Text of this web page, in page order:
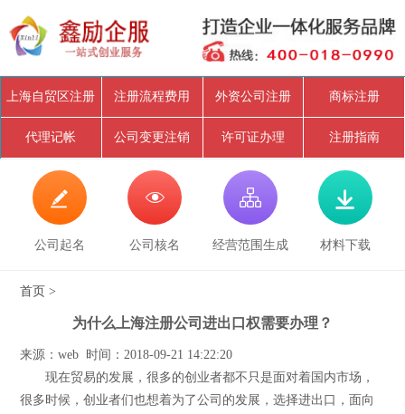
上海自贸区注册 注册流程费用 外资公司注册 商标注册
代理记帐 公司变更注销 许可证办理 注册指南

公司起名

公司核名

经营范围生成

材料下载
首页 >
为什么上海注册公司进出口权需要办理？
来源：web 时间：2018-09-21 14:22:20
现在贸易的发展，很多的创业者都不只是面对着国内市场，
很多时候，创业者们也想着为了公司的发展，选择进出口，面向